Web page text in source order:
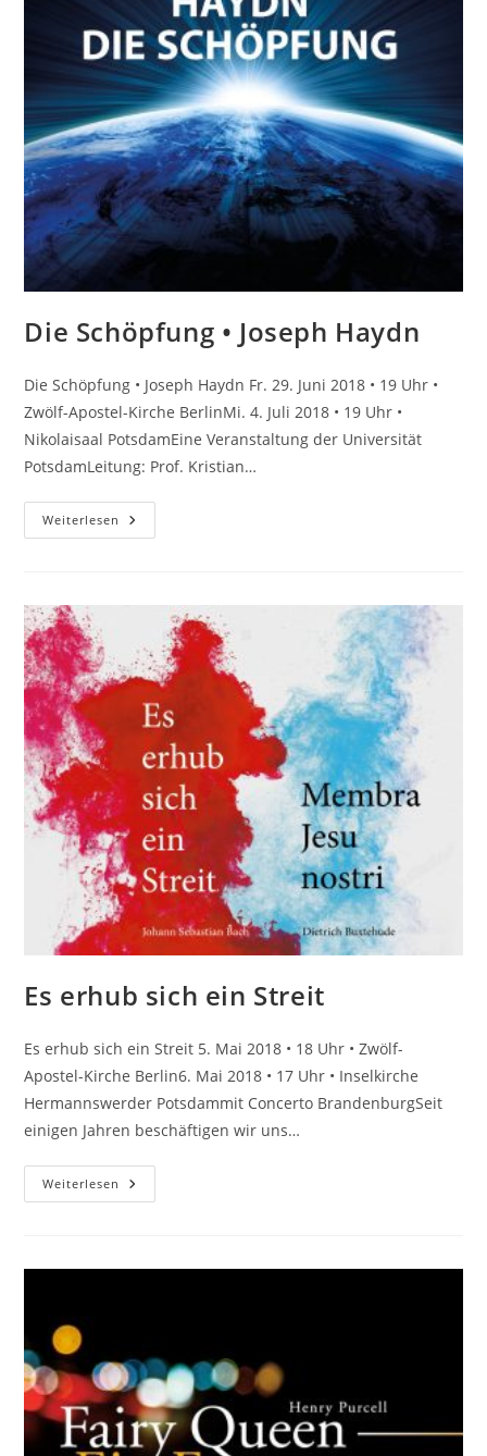
Die Schöpfung • Joseph Haydn
Die Schöpfung • Joseph Haydn Fr. 29. Juni 2018 • 19 Uhr •
Zwölf-Apostel-Kirche BerlinMi. 4. Juli 2018 • 19 Uhr •
Nikolaisaal PotsdamEine Veranstaltung der Universität
PotsdamLeitung: Prof. Kristian…
Weiterlesen Die
Schöpfung
Es erhub sich ein Streit
Es erhub sich ein Streit 5. Mai 2018 • 18 Uhr • Zwölf-
Apostel-Kirche Berlin6. Mai 2018 • 17 Uhr • Inselkirche
Hermannswerder Potsdammit Concerto BrandenburgSeit
einigen Jahren beschäftigen wir uns…
Weiterlesen Es
Erhub